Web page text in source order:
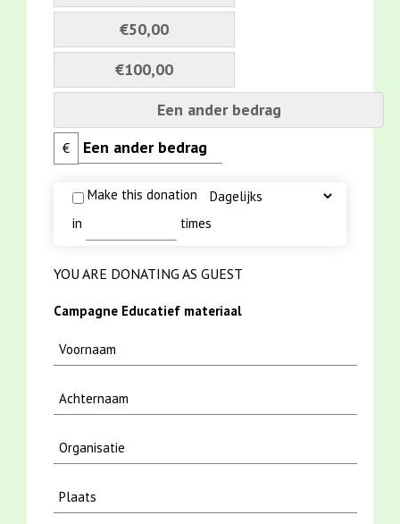
€50,00
€100,00
Een ander bedrag
€
Make this donation
in
times
YOU ARE DONATING AS GUEST
Campagne Educatief materiaal